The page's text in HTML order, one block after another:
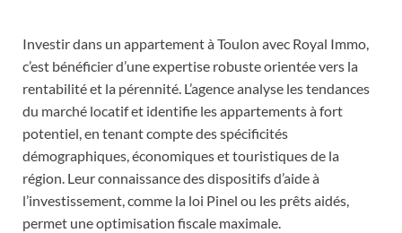
Investir dans un appartement à Toulon avec Royal Immo,
c’est bénéficier d’une expertise robuste orientée vers la
rentabilité et la pérennité. L’agence analyse les tendances
du marché locatif et identifie les appartements à fort
potentiel, en tenant compte des spécificités
démographiques, économiques et touristiques de la
région. Leur connaissance des dispositifs d’aide à
l’investissement, comme la loi Pinel ou les prêts aidés,
permet une optimisation fiscale maximale.